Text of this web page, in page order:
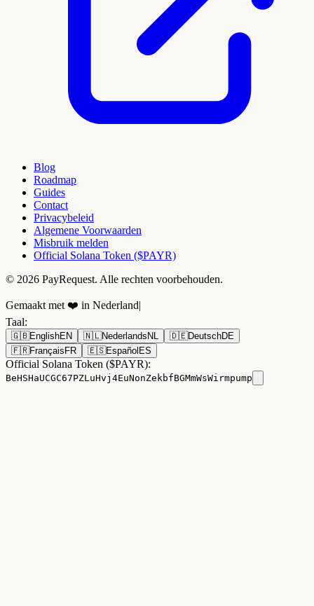
Blog
Roadmap
Guides
Contact
Privacybeleid
Algemene Voorwaarden
Misbruik melden
Official Solana Token ($PAYR)
© 2026 PayRequest. Alle rechten voorbehouden.
Gemaakt met ❤️ in Nederland|
Taal:
🇬🇧EnglishEN 🇳🇱Nederlands NL 🇩🇪DeutschDE
🇫🇷Français FR 🇪🇸Español ES
Official Solana Token ($PAYR):
BeHSHaUCGC67PZLuHvj4EuNonZekbfBGMmWsWirmpump